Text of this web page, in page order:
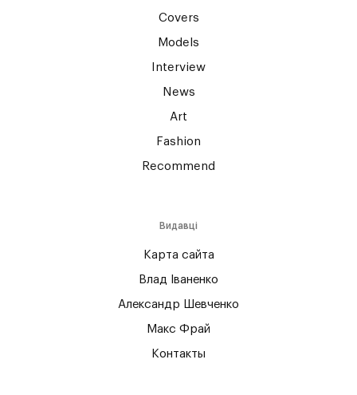
Covers
Models
Interview
News
Art
Fashion
Recommend
Видавці
Карта сайта
Влад Іваненко
Александр Шевченко
Макс Фрай
Контакты